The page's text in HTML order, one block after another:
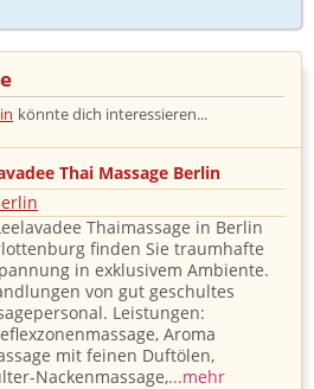
könnte dich interessieren...
Thai Massage Berlin
Thaimassage in Berlin
finden Sie traumhafte
in exklusivem Ambiente.
von gut geschultes
Leistungen:
Aroma
mit feinen Duftölen,
Nackenmassage,...mehr